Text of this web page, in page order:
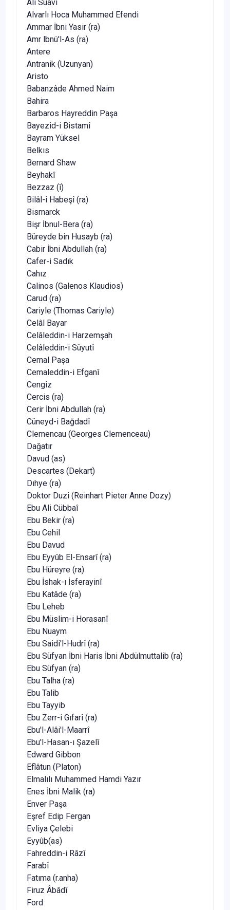
Ali Suavî
Alvarlı Hoca Muhammed Efendi
Ammar İbni Yasir (ra)
Amr lbnü'l-As (ra)
Antere
Antranik (Uzunyan)
Aristo
Babanzâde Ahmed Naim
Bahira
Barbaros Hayreddin Paşa
Bayezid-i Bistamî
Bayram Yüksel
Belkıs
Bernard Shaw
Beyhakî
Bezzaz (î)
Bilâl-i Habeşî (ra)
Bismarck
Bişr İbnul-Bera (ra)
Büreyde bin Husayb (ra)
Cabir İbni Abdullah (ra)
Cafer-i Sadık
Cahız
Calinos (Galenos Klaudios)
Carud (ra)
Cariyle (Thomas Cariyle)
Celâl Bayar
Celâleddin-i Harzemşah
Celâleddin-i Süyutî
Cemal Paşa
Cemaleddin-i Efganî
Cengiz
Cercis (ra)
Cerir İbni Abdullah (ra)
Cüneyd-i Bağdadî
Clemencau (Georges Clemenceau)
Dağatır
Davud (as)
Descartes (Dekart)
Dıhye (ra)
Doktor Duzi (Reinhart Pieter Anne Dozy)
Ebu Ali Cübbaî
Ebu Bekir (ra)
Ebu Cehil
Ebu Davud
Ebu Eyyûb El-Ensarî (ra)
Ebu Hüreyre (ra)
Ebu İshak-ı İsferayinî
Ebu Katâde (ra)
Ebu Leheb
Ebu Müslim-i Horasanî
Ebu Nuaym
Ebu Saidi'l-Hudrî (ra)
Ebu Süfyan İbni Haris İbni Abdülmuttalib (ra)
Ebu Süfyan (ra)
Ebu Talha (ra)
Ebu Talib
Ebu Tayyib
Ebu Zerr-i Gıfarî (ra)
Ebu'l-Alâi'l-Maarrî
Ebu'l-Hasan-ı Şazelî
Edward Gibbon
Eflâtun (Platon)
Elmalılı Muhammed Hamdi Yazır
Enes İbni Malik (ra)
Enver Paşa
Eşref Edip Fergan
Evliya Çelebi
Eyyûb(as)
Fahreddin-i Râzî
Farabî
Fatıma (r.anha)
Firuz Âbâdî
Ford